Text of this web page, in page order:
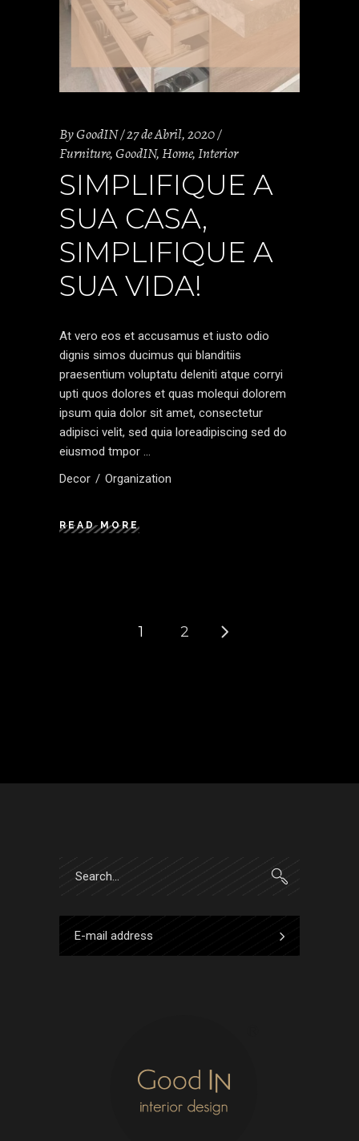
ByGoodIN 27 de Abril, 2020
Furniture,GoodIN,Home,Interior
SIMPLIFIQUE A
SUA CASA,
SIMPLIFIQUE A
SUA VIDA!
At vero eos et accusamus et iusto odio
dignis simos ducimus qui blanditiis
praesentium voluptatu deleniti atque corryi
upti quos dolores et quas molequi dolorem
ipsum quia dolor sit amet, consectetur
adipisci velit, sed quia loreadipiscing sed do
eiusmod tmpor
Decor
Organization
READ MORE
1 2